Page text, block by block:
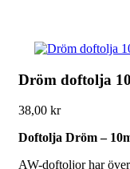
Dröm doftolja
38,00 kr
Doftolja Dröm –
AW-doftoljor har